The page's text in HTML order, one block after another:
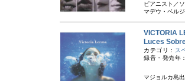
ピアニスト／
マデウ・ベル
VICTORIA
Luces
カテゴリ： ス
録音・発売年
マジョルカ島